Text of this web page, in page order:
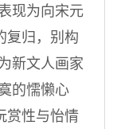
现为向宋元
复归，别构
新文人画家
的懦懒心
赏性与怡情